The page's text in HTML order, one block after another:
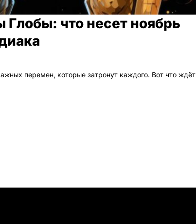
Глобы: что несет ноябрь
перемен, которые затронут каждого. Вот что ждёт